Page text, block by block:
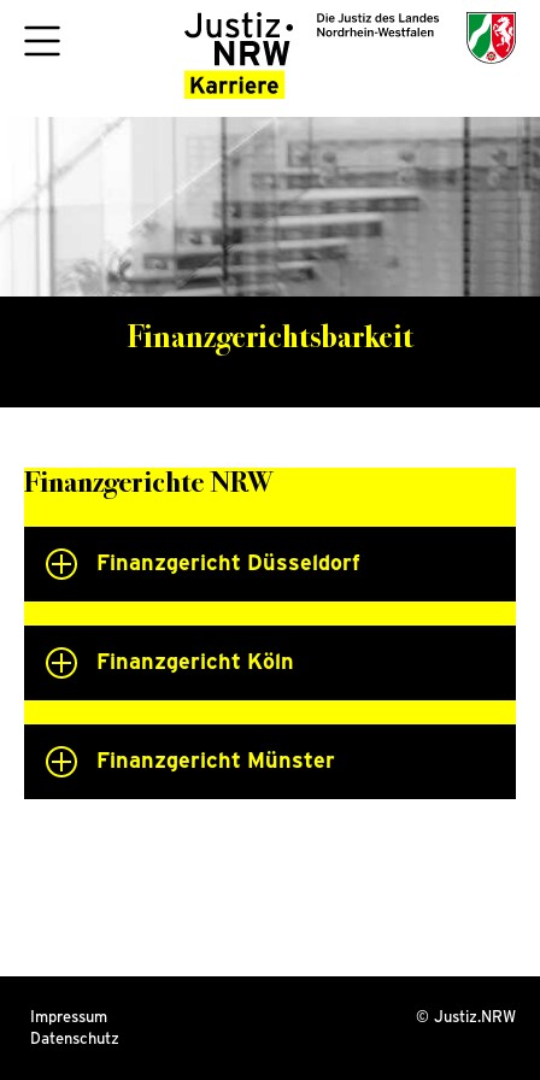
Finanzgerichtsbarkeit
Finanzgerichte NRW
Finanzgericht Düsseldorf
Finanzgericht Köln
Finanzgericht Münster
Impressum
Datenschutz
© Justiz.NRW